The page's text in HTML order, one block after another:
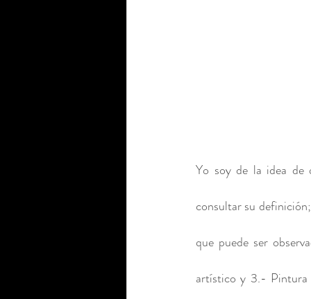
Yo soy de la idea de
consultar su
que puede ser
artístico y 3.- Pintura